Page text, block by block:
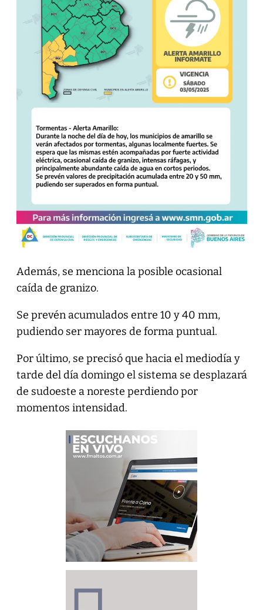
Además, se menciona la posible ocasional
caída de granizo.
Se prevén acumulados entre 10 y 40 mm,
pudiendo ser mayores de forma puntual.
Por último, se precisó que hacia el mediodía y
tarde del día domingo el sistema se desplazará
de sudoeste a noreste perdiendo por
momentos intensidad.